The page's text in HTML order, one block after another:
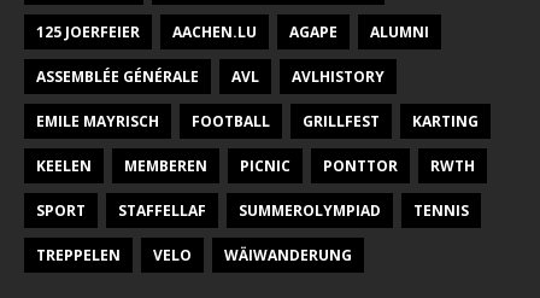
125 JOERFEIER AACHEN.LU AGAPE ALUMNI
ASSEMBLÉE GÉNÉRALE AVL AVLHISTORY
EMILE MAYRISCH FOOTBALL GRILLFEST KARTING
KEELEN MEMBEREN PICNIC PONTTOR RWTH
SPORT STAFFELLAF SUMMEROLYMPIAD TENNIS
TREPPELEN VELO WÄIWANDERUNG